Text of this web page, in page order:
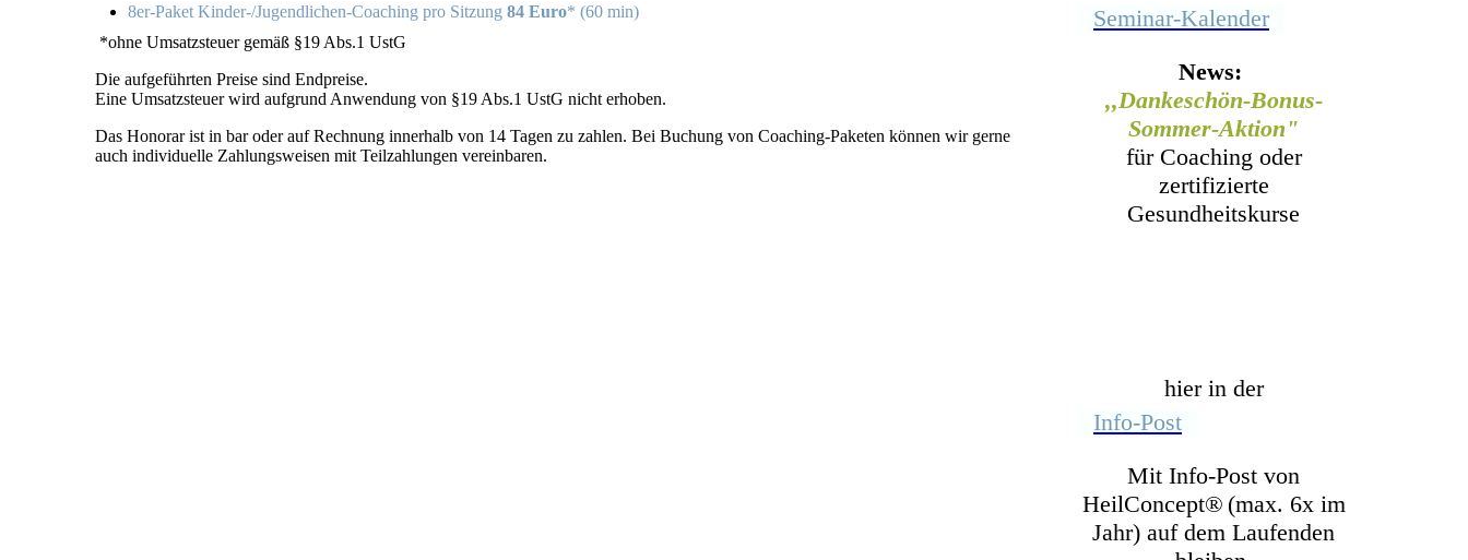
8er-Paket Kinder-/Jugendlichen-Coaching pro Sitzung 84 Euro* (60 min)
*ohne Umsatzsteuer gemäß §19 Abs.1 UstG
Die aufgeführten Preise sind Endpreise.
Eine Umsatzsteuer wird aufgrund Anwendung von §19 Abs.1 UstG nicht erhoben.
Das Honorar ist in bar oder auf Rechnung innerhalb von 14 Tagen zu zahlen. Bei Buchung von Coaching-Paketen können wir gerne
auch individuelle Zahlungsweisen mit Teilzahlungen vereinbaren.
Seminar-Kalender
News:
,,Dankeschön-Bonus-
Sommer-Aktion"
für Coaching oder
zertifizierte
Gesundheitskurse
hier in der
Info-Post
Mit Info-Post von
HeilConcept® (max. 6x im
Jahr) auf dem Laufenden